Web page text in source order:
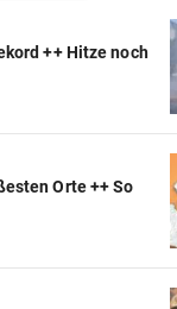
++ Hitze noch
Orte ++ So